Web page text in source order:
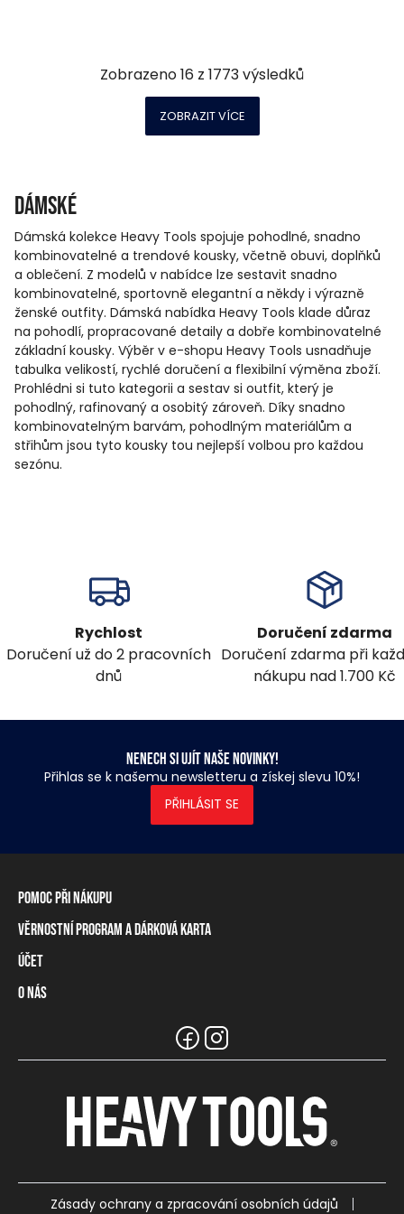
Zobrazeno16 z 1773výsledků
ZOBRAZIT VÍCE
Dámské
Dámská kolekce Heavy Tools spojuje pohodlné, snadno
kombinovatelné a trendové kousky, včetně obuvi, doplňků
a oblečení. Z modelů v nabídce lze sestavit snadno
kombinovatelné, sportovně elegantní a někdy i výrazně
ženské outfity. Dámská nabídka Heavy Tools klade důraz
na pohodlí, propracované detaily a dobře kombinovatelné
základní kousky. Výběr v e-shopu Heavy Tools usnadňuje
tabulka velikostí, rychlé doručení a flexibilní výměna zboží.
Prohlédni si tuto kategorii a sestav si outfit, který je
pohodlný, rafinovaný a osobitý zároveň. Díky snadno
kombinovatelným barvám, pohodlným materiálům a
střihům jsou tyto kousky tou nejlepší volbou pro každou
sezónu.
Rychlost
Doručení už do 2 pracovních
dnů
Doručení zdarma
Doručení zdarma při
nákupu nad 1.700 Kč
Nenech si ujít naše novinky!
Přihlas se k našemu newsletteru a získej slevu 10%!
PŘIHLÁSIT SE
Pomoc při nákupu
Informace o dopravě
Způsoby platby
Tabulka rozměrů
Věrnostní program a dárková karta
Věrnostní program
Dárková karta
Účet
Přihlášení / Registrace
O nás
Zásady ochrany a zpracování osobních údajů